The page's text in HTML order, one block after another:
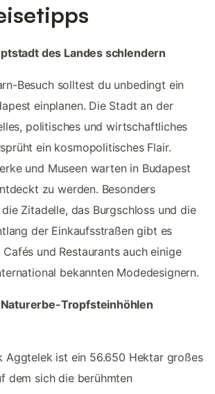
des Landes schlendern
Besuch solltest du unbedingt ein
einplanen. Die Stadt an der
politisches und wirtschaftliches
ein kosmopolitisches Flair.
und Museen warten in Budapest
zu werden. Besonders
Zitadelle, das Burgschloss und die
der Einkaufsstraßen gibt es
und Restaurants auch einige
bekannten Modedesignern.
Naturerbe-Tropfsteinhöhlen
Aggtelek ist ein 56.650 Hektar großes
dem sich die berühmten